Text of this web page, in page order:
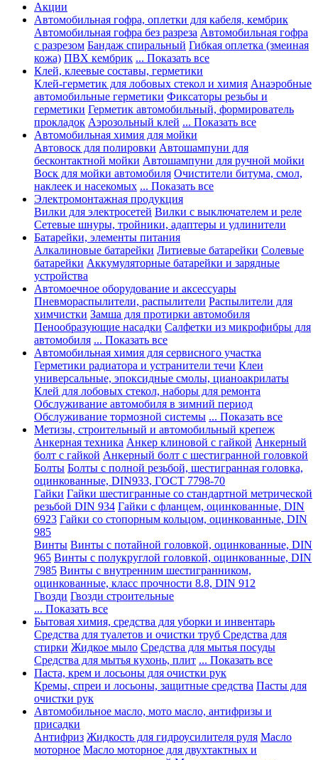
Акции
Автомобильная гофра, оплетки для кабеля, кембрик
Автомобильная гофра без разреза Автомобильная гофра
с разрезом Бандаж спиральный Гибкая оплетка (змеиная
кожа) ПВХ кембрик ... Показать все
Клей, клеевые составы, герметики
Клей-герметик для лобовых стекол и химия Анаэробные
автомобильные герметики Фиксаторы резьбы и
герметики Герметик автомобильный, формирователь
прокладок Аэрозольный клей ... Показать все
Автомобильная химия для мойки
Автовоск для полировки Автошампуни для
бесконтактной мойки Автошампуни для ручной мойки
Воск для мойки автомобиля Очистители битума, смол,
наклеек и насекомых ... Показать все
Электромонтажная продукция
Вилки для электросетей Вилки с выключателем и реле
Сетевые шнуры, тройники, адаптеры и удлинители
Батарейки, элементы питания
Алкалиновые батарейки Литиевые батарейки Солевые
батарейки Аккумуляторные батарейки и зарядные
устройства
Автомоечное оборудование и аксессуары
Пневмораспылители, распылители Распылители для
химчистки Замша для протирки автомобиля
Пенообразующие насадки Салфетки из микрофибры для
автомобиля ... Показать все
Автомобильная химия для сервисного участка
Герметики радиатора и устранители течи Клеи
универсальные, эпоксидные смолы, цианоакрилаты
Клей для лобовых стекол, наборы для ремонта
Обслуживание автомобиля в зимний период
Обслуживание тормозной системы ... Показать все
Метизы, строительный и автомобильный крепеж
Анкерная техника Анкер клиновой с гайкой Анкерный
болт с гайкой Анкерный болт с шестигранной головкой
Болты Болты с полной резьбой, шестигранная головка,
оцинкованные, DIN933, ГОСТ 7798-70
Гайки Гайки шестигранные со стандартной метрической
резьбой DIN 934 Гайки с фланцем, оцинкованные, DIN
6923 Гайки со стопорным кольцом, оцинкованные, DIN
985
Винты Винты с потайной головкой, оцинкованные, DIN
965 Винты с полукруглой головкой, оцинкованные, DIN
7985 Винты с внутренним шестигранником,
оцинкованные, класс прочности 8.8, DIN 912
Гвозди Гвозди строительные
... Показать все
Бытовая химия, средства для уборки и инвентарь
Средства для туалетов и очистки труб Средства для
стирки Жидкое мыло Средства для мытья посуды
Средства для мытья кухонь, плит ... Показать все
Паста, крем и лосьоны для очистки рук
Кремы, спреи и лосьоны, защитные средства Пасты для
очистки рук
Автомобильное масло, мото масло, антифризы и
присадки
Антифриз Жидкость для гидроусилителя руля Масло
моторное Масло моторное для двухтактных и